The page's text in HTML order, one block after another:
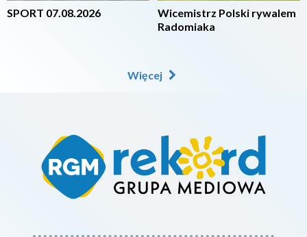
SPORT 07.08.2026
Wicemistrz Polski rywalem
Radomiaka
Więcej